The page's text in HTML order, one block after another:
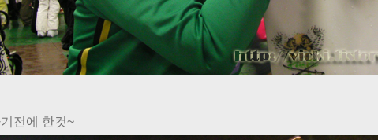
전에 한컷~